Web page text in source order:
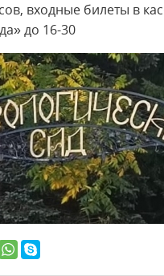
входные билеты в
до 16-30